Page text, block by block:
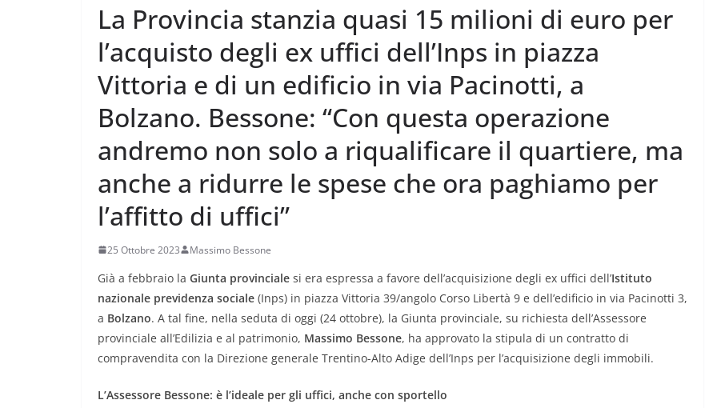
La Provincia stanzia quasi 15 milioni di euro per
l’acquisto degli ex uffici dell’Inps in piazza
Vittoria e di un edificio in via Pacinotti, a
Bolzano. Bessone: “Con questa operazione
andremo non solo a riqualificare il quartiere, ma
anche a ridurre le spese che ora paghiamo per
l’affitto di uffici”
25 Ottobre 2023 Massimo Bessone
Già a febbraio la Giunta provinciale si era espressa a favore dell’acquisizione degli ex uffici dell’Istituto
nazionale previdenza sociale (Inps) in piazza Vittoria 39/angolo Corso Libertà 9 e dell’edificio in via Pacinotti 3,
a Bolzano. A tal fine, nella seduta di oggi (24 ottobre), la Giunta provinciale, su richiesta dell’Assessore
provinciale all’Edilizia e al patrimonio, Massimo Bessone, ha approvato la stipula di un contratto di
compravendita con la Direzione generale Trentino-Alto Adige dell’Inps per l’acquisizione degli immobili.
L’Assessore Bessone: è l’ideale per gli uffici, anche con sportello